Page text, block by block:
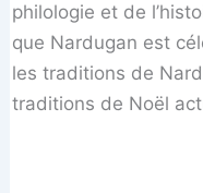
philologie et de
que Nardugan est
les traditions de
traditions de Noël